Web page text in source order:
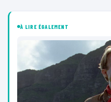
À LIRE ÉGALEMENT